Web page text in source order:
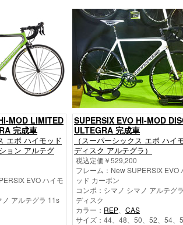
MOD LIMITED
完成車
エボ ハイモッド
ョン アルテグ
EVO ハイモ
ノ アルテグラ 11s
SUPERSIX EVO HI-MOD
ULTEGRA 完成車
（スーパーシックス エボ ハイ
ディスク アルテグラ）
税込定価￥529,200
フレーム：New SUPERSIX EVO
ッド カーボン
コンポ：シマノ シマノ アルテグ
ディスク
カラー： REP
CAS
サイズ：44、48、50、52、54、